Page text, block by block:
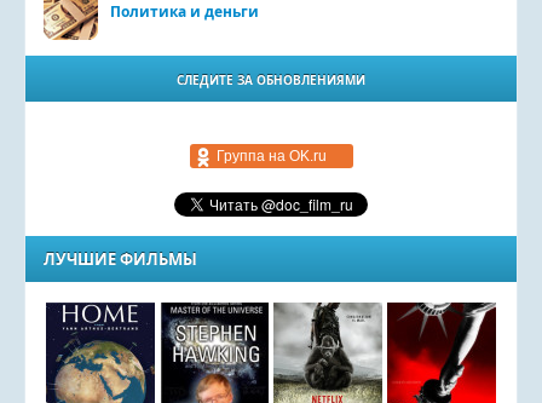
Политика и деньги
СЛЕДИТЕ ЗА ОБНОВЛЕНИЯМИ
Группа на OK.ru
ЛУЧШИЕ ФИЛЬМЫ